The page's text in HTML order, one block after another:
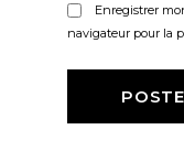
Enregistrer
navigateur pour la